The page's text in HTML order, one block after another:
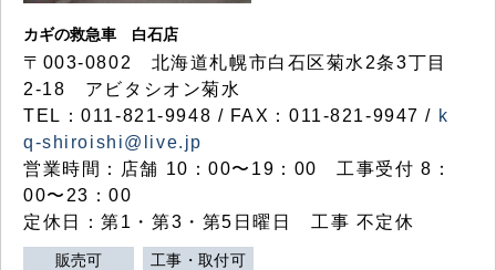
カギの救急車 白石店
〒003-0802 北海道札幌市白石区菊水2条3丁目
2-18 アビタシオン菊水
TEL：011-821-9948 / FAX：011-821-9947 / k
q-shiroishi@live.jp
営業時間：店舗 10：00〜19：00 工事受付 8：
00〜23：00
定休日：第1・第3・第5日曜日 工事 不定休
販売可 工事・取付可